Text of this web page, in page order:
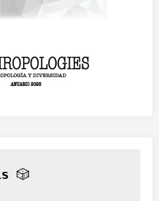
🎲